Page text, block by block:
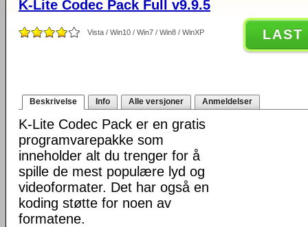
K-Lite Codec Pack Full v9.9.5
Vista / Win10 / Win7 / Win8 / WinXP LAST
Beskrivelse Info Alle versjoner Anmeldelser
K-Lite Codec Pack er en gratis
programvarepakke som
inneholder alt du trenger for å
spille de mest populære lyd og
videoformater. Det har også en
koding støtte for noen av
formatene.